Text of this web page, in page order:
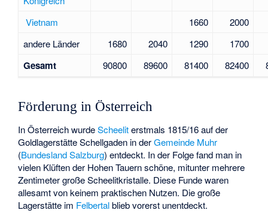
Vietnam
1660
2000
andere Länder
1680 2040 1290 1700
Gesamt 90800 89600 81400 82400
Förderung in Österreich
In Österreich wurdeScheeliterstmals 1815/16 auf der
Goldlagerstätte Schellgaden in derGemeinde Muhr
(Bundesland Salzburg) entdeckt. In der Folge fand man in
vielen Klüften der Hohen Tauern schöne, mitunter mehrere
Zentimeter große Scheelitkristalle. Diese Funde waren
allesamt von keinem praktischen Nutzen. Die große
Lagerstätte im Felbertalblieb vorerst unentdeckt.